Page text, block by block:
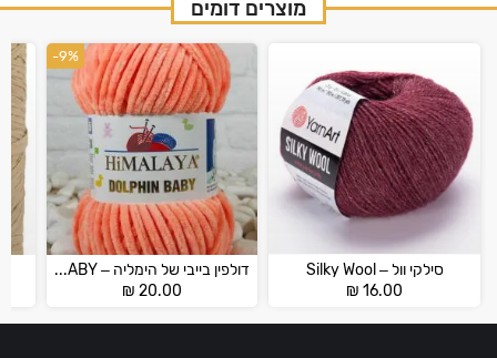
מוצרים דומים
סילקי וול – Silky Wool
₪ 16.00
-9%
דולפין בייבי של הימליה – HİMALAYA DOLPHİN BABY
₪ 20.00